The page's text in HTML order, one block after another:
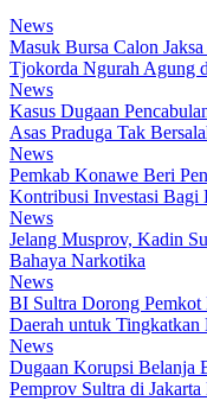
News
Masuk Bursa Calon
Tjokorda Ngurah Agung
News
Kasus Dugaan
Asas Praduga Tak
News
Pemkab Konawe Beri
Kontribusi Investasi Bagi
News
Jelang Musprov, Kadin
Bahaya Narkotika
News
BI Sultra Dorong Pemkot
Daerah untuk Tingkatkan
News
Dugaan Korupsi Belanja
Pemprov Sultra di